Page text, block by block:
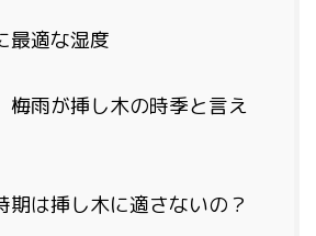
最適な湿度
梅雨が挿し木の時季と言え
期は挿し木に適さないの？